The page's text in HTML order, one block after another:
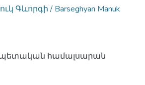
Գևորգի / Barseghyan Manuk
համալսարան